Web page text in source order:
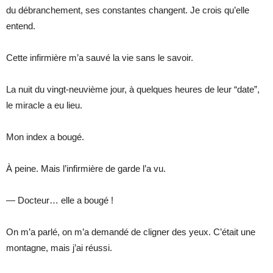
du débranchement, ses constantes changent. Je crois qu’elle
entend.
Cette infirmière m’a sauvé la vie sans le savoir.
La nuit du vingt-neuvième jour, à quelques heures de leur “date”,
le miracle a eu lieu.
Mon index a bougé.
À peine. Mais l’infirmière de garde l’a vu.
— Docteur… elle a bougé !
On m’a parlé, on m’a demandé de cligner des yeux. C’était une
montagne, mais j’ai réussi.